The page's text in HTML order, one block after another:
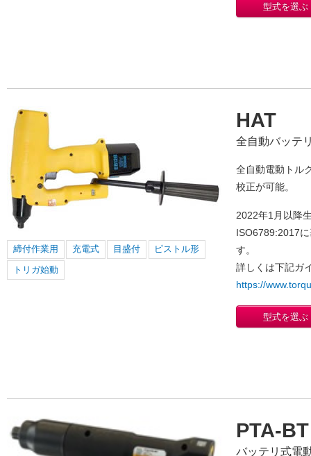
型式を選ぶ
締付作業用 充電式 目盛付
ピストル形
トリガ始動
HAT
全自動バッテ
全自動電動トル
校正が可能。
2022年1月以降
ISO6789:2017
す。
詳しくは下記ガ
https://
型式を選ぶ
PTA-BT
バッテリ式電